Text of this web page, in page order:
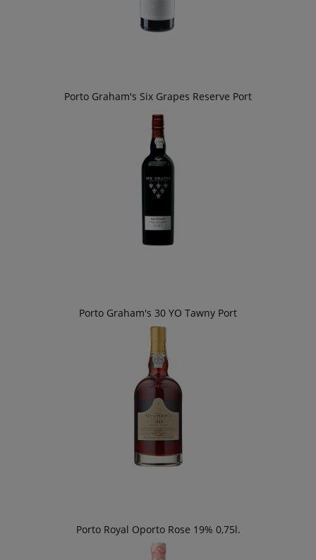
Porto Graham's Six Grapes Reserve Port
Porto Graham's 30 YO Tawny Port
Porto Royal Oporto Rose 19% 0,75l.